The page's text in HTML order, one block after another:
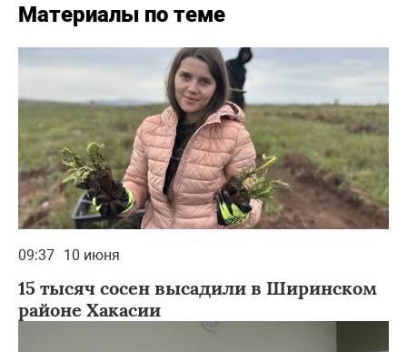
Материалы по теме
09:37 10 июня
15 тысяч сосен высадили в Ширинском
районе Хакасии